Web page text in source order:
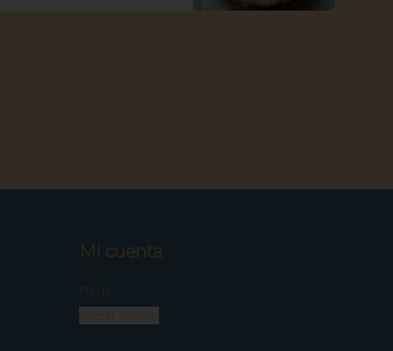
Mi cuenta
Pedir
Iniciar sesión